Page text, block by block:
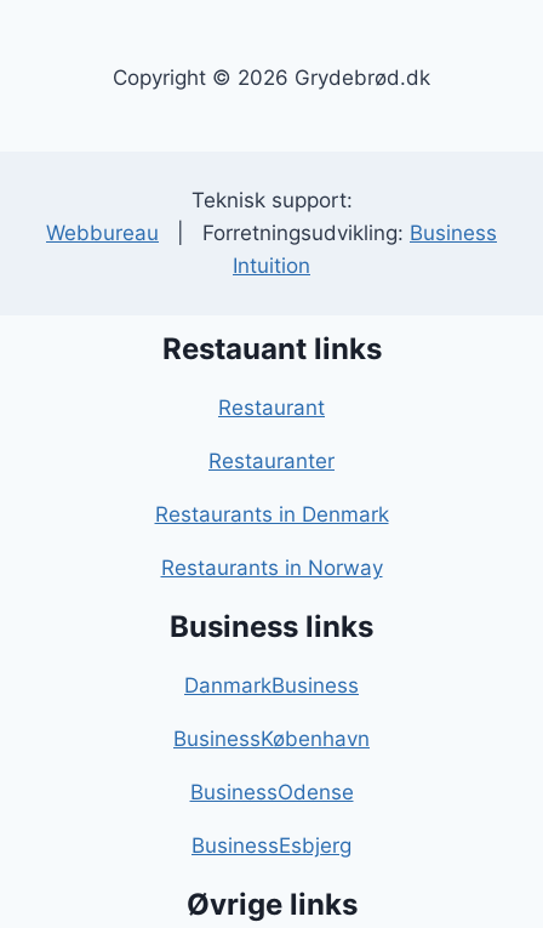
Copyright © 2026 Grydebrød.dk
Teknisk support:
Webbureau | Forretningsudvikling: Business
Intuition
Restauant links
Restaurant
Restauranter
Restaurants in Denmark
Restaurants in Norway
Business links
DanmarkBusiness
BusinessKøbenhavn
BusinessOdense
BusinessEsbjerg
Øvrige links